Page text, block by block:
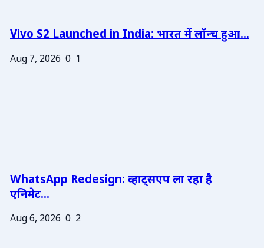
Vivo S2 Launched in India: भारत में लॉन्च हुआ...
Aug 7, 2026 0 1
WhatsApp Redesign: व्हाट्सएप ला रहा है
एनिमेट...
Aug 6, 2026 0 2